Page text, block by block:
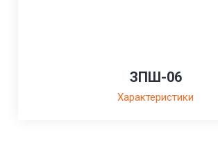
ЗПШ-06
Характеристики